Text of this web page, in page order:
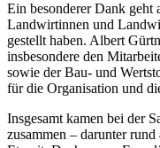
Ein besonderer Dank geht
Landwirtinnen und
gestellt haben. Albert
insbesondere den
sowie der Bau- und
für die Organisation und
Insgesamt kamen bei der
zusammen – darunter